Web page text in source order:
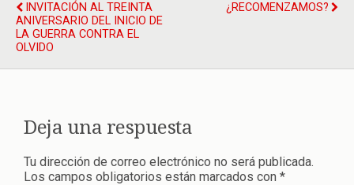
INVITACIÓN AL TREINTA
ANIVERSARIO DEL INICIO DE
LA GUERRA CONTRA EL
OLVIDO
¿RECOMENZAMOS?
Deja una respuesta
Tu dirección de correo electrónico no será publicada.
Los campos obligatorios están marcados con *